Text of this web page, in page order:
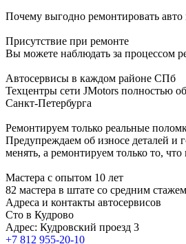
Почему выгодно ремонтировать авто
Присутствие при ремонте
Вы можете наблюдать за процессом
Автосервисы в каждом районе СПб
Техцентры сети JMotors полностью
Санкт-Петербурга
Ремонтируем только реальные
Предупреждаем об износе деталей и
менять, а ремонтируем только то,
Мастера с опытом 10 лет
82 мастера в штате со средним
Адреса и контакты автосервисов
Сто в Кудрово
Адрес: Кудровский проезд 3
+7 812 955-20-10